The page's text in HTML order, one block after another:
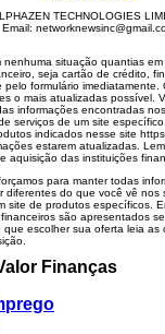
TECHNOLOGIES
Email:
nenhuma situação quantias
seja cartão de crédito,
formulário imediatamente.
o mais atualizadas possível.
informações encontradas
serviços de um site
indicados nesse site
estarem atualizadas.
aquisição das instituições
para manter todas
diferentes do que você vê nos
site de produtos específicos.
são apresentados
que escolher sua oferta leia as
Finanças